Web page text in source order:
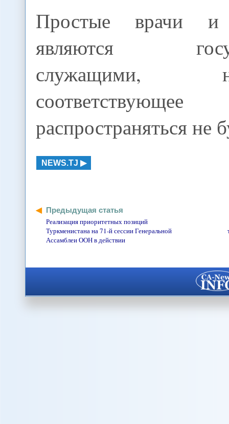
Простые врачи
являются
соответствующее
распространяться не
NEWS.TJ
Предыдущая статья
Реализация приоритетных позиций
Туркменистана на 71-й сессии Генеральной
Ассамблеи ООН в действии